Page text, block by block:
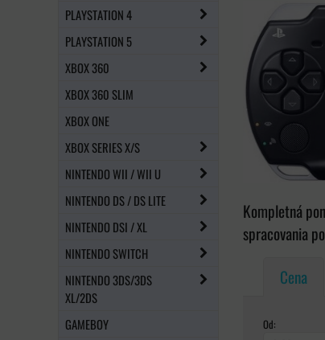
Kompletná
spracovania
Cena
Od:
PLAYSTATION 4
PLAYSTATION 5
XBOX 360
XBOX 360 SLIM
XBOX ONE
XBOX SERIES X/S
NINTENDO WII / WII U
NINTENDO DS / DS LITE
NINTENDO DSI / XL
NINTENDO SWITCH
NINTENDO 3DS/3DS
XL/2DS
GAMEBOY